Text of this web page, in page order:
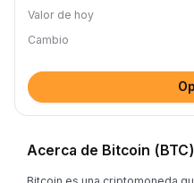
Valor de hoy
Cambio
Acerca de Bitcoin (BTC)
Bitcoin es una criptomoneda